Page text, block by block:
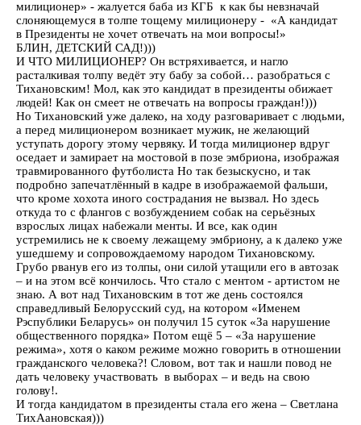
милиционер» - жалуется баба из КГБ к как бы невзначай
слоняющемуся в толпе тощему милиционеру - «А кандидат
в Президенты не хочет отвечать на мои вопросы!»
БЛИН, ДЕТСКИЙ САД!)))
И ЧТО МИЛИЦИОНЕР? Он встряхивается, и нагло
расталкивая толпу ведёт эту бабу за собой… разобраться с
Тихановским! Мол, как это кандидат в президенты обижает
людей! Как он смеет не отвечать на вопросы граждан!)))
Но Тихановский уже далеко, на ходу разговаривает с людьми,
а перед милиционером возникает мужик, не желающий
уступать дорогу этому червяку. И тогда милиционер вдруг
оседает и замирает на мостовой в позе эмбриона, изображая
травмированного футболиста Но так безыскусно, и так
подробно запечатлённый в кадре в изображаемой фальши,
что кроме хохота иного сострадания не вызвал. Но здесь
откуда то с флангов с возбуждением собак на серьёзных
взрослых лицах набежали менты. И все, как один
устремились не к своему лежащему эмбриону, а к далеко уже
ушедшему и сопровождаемому народом Тихановскому.
Грубо рванув его из толпы, они силой утащили его в автозак
– и на этом всё кончилось. Что стало с ментом - артистом не
знаю. А вот над Тихановским в тот же день состоялся
справедливый Белорусский суд, на котором «Именем
Рэспублики Беларусь» он получил 15 суток «За нарушение
общественного порядка» Потом ещё 5 – «За нарушение
режима», хотя о каком режиме можно говорить в отношении
гражданского человека?! Словом, вот так и нашли повод не
дать человеку участвовать в выборах – и ведь на свою
голову!.
И тогда кандидатом в президенты стала его жена – Светлана
ТихАановская)))